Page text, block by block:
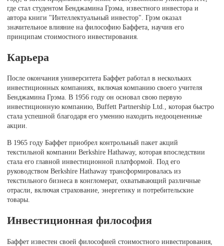
где стал студентом Бенджамина Грэма, известного инвестора и
автора книги "Интеллектуальный инвестор". Грэм оказал
значительное влияние на философию Баффета, научив его
принципам стоимостного инвестирования.
Карьера
После окончания университета Баффет работал в нескольких
инвестиционных компаниях, включая компанию своего учителя
Бенджамина Грэма. В 1956 году он основал свою первую
инвестиционную компанию, Buffett Partnership Ltd., которая быстро
стала успешной благодаря его умению находить недооцененные
акции.
В 1965 году Баффет приобрел контрольный пакет акций
текстильной компании Berkshire Hathaway, которая впоследствии
стала его главной инвестиционной платформой. Под его
руководством Berkshire Hathaway трансформировалась из
текстильного бизнеса в конгломерат, охватывающий различные
отрасли, включая страхование, энергетику и потребительские
товары.
Инвестиционная философия
Баффет известен своей философией стоимостного инвестирования,